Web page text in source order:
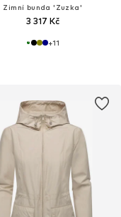
Zimní bunda 'Zuzka'
3 317 Kč
+11